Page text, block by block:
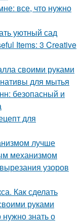
все, что нужно
уютный сад
Items: 3 Creative
своими руками
для мытья
безопасный и
для
лучше
механизмом
узоров
Как сделать
руками
знать о